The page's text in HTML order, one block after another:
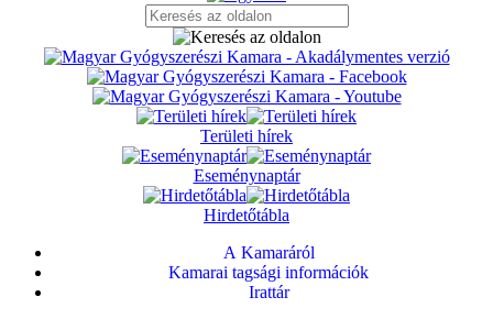
Területi hírek
Eseménynaptár
Hirdetőtábla
A Kamaráról
Kamarai tagsági információk
Irattár